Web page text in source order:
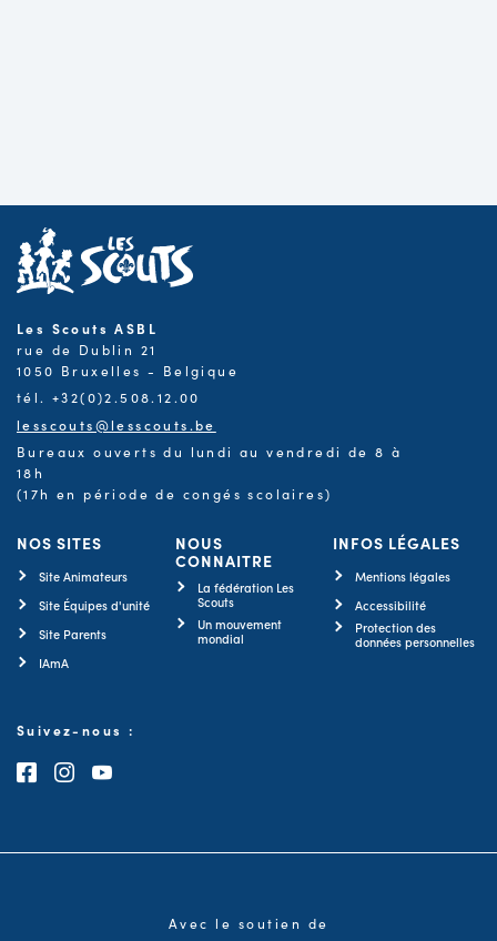
Les Scouts ASBL
rue de Dublin 21
1050 Bruxelles - Belgique
tél. +32(0)2.508.12.00
lesscouts@lesscouts.be
Bureaux ouverts du lundi au vendredi de 8 à
18h
(17h en période de congés scolaires)
NOS SITES
Site Animateurs
Site Équipes d'unité
Site Parents
IAmA
NOUS
CONNAITRE
La fédération Les
Scouts
Un mouvement
mondial
INFOS LÉGALES
Mentions légales
Accessibilité
Protection des
données personnelles
Suivez-nous :
Consultez notre page Facebook
Consultez notre page Instagram
Consultez notre chaîne Youtube
Avec le soutien de